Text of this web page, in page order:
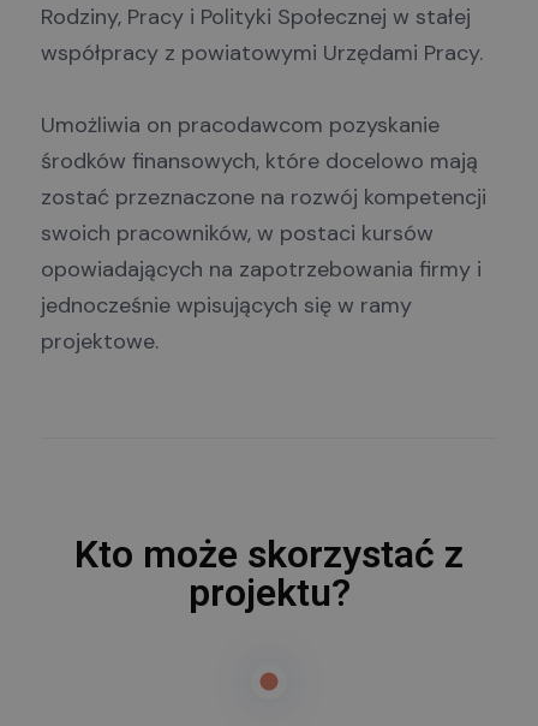
Rodziny, Pracy i Polityki Społecznej w stałej
współpracy z powiatowymi Urzędami Pracy.
Umożliwia on pracodawcom pozyskanie
środków finansowych, które docelowo mają
zostać przeznaczone na rozwój kompetencji
swoich pracowników, w postaci kursów
opowiadających na zapotrzebowania firmy i
jednocześnie wpisujących się w ramy
projektowe.
Kto może skorzystać z
projektu?